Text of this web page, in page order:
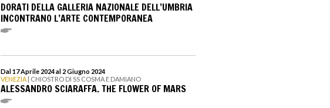
DORATI DELLA GALLERIA NAZIONALE DELL’UMBRIA
INCONTRANO L’ARTE CONTEMPORANEA
Dal 17 Aprile 2024 al 2 Giugno 2024
VENEZIA | CHIOSTRO DI SS COSMA E DAMIANO
ALESSANDRO SCIARAFFA. THE FLOWER OF MARS